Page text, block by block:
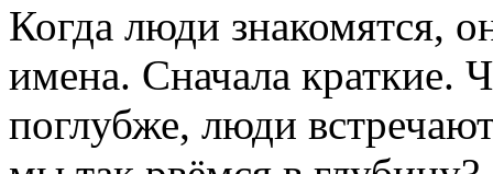
Когда люди знакомятся,
имена. Сначала краткие.
поглубже, люди